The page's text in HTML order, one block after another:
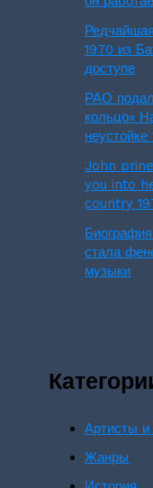
1970 из
доступе
РАО
кольцо»
John
you into
country
стала
музыки
Артисты и
Жанры